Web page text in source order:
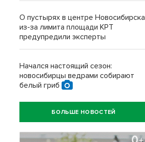
О пустырях в центре Новосибирска
из-за лимита площади КРТ
предупредили эксперты
Начался настоящий сезон:
новосибирцы ведрами собирают
белый гриб
БОЛЬШЕ НОВОСТЕЙ